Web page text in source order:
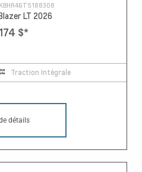
LT 2026
$*
Traction Intégrale
détails